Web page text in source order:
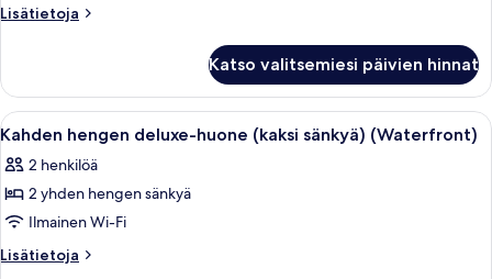
kuvat
Lisätietoja
Lisätietoja
Katso valitsemiesi päivien hinnat
Avaa
kaikki
huonetyypin
Kahden
hengen
deluxe-
Kahden hengen deluxe-huone
6
Kahden hengen deluxe-huone (kaksi sänkyä) (Waterfront)
2 henkilöä
2 yhden hengen sänkyä
Ilmainen Wi-Fi
Lisätietoja
Lisätietoja